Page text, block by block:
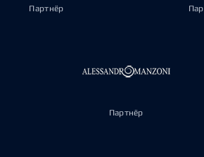
Партнёр
Партнёр